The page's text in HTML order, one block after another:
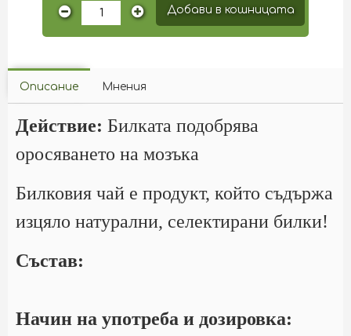
Добави в кошницата
Описание Мнения
Действие: Билката подобрява
оросяването на мозъка
Билковия чай е продукт, който съдържа
изцяло натурални, селектирани билки!
Състав:
Начин на употреба и дозировка: